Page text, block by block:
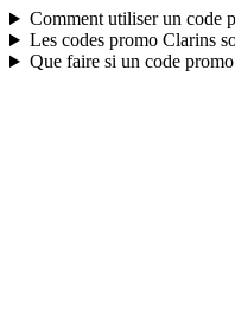
Comment utiliser un code
Les codes promo Clarins
Que faire si un code promo